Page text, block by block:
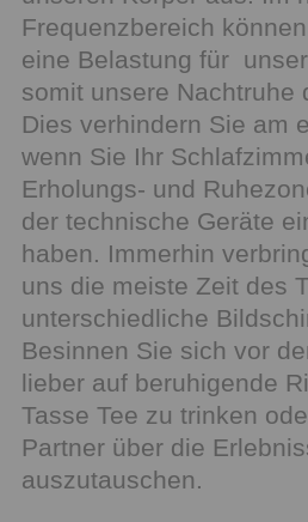
Frequenzbereich
eine Belastung für
somit unsere Nachtruhe
Dies verhindern Sie am
wenn Sie Ihr
Erholungs- und
der technische Geräte
haben. Immerhin
uns die meiste Zeit des
unterschiedliche
Besinnen Sie sich vor
lieber auf beruhigende
Tasse Tee zu trinken
Partner über die
auszutauschen.